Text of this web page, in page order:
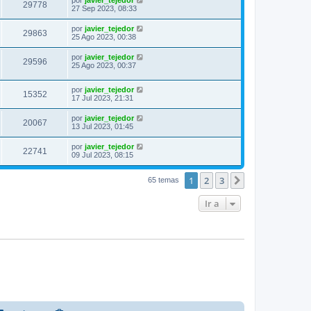
29778
27 Sep 2023, 08:33
29863 por javier_tejedor
25 Ago 2023, 00:38
29596 por javier_tejedor
25 Ago 2023, 00:37
15352 por javier_tejedor
17 Jul 2023, 21:31
20067 por javier_tejedor
13 Jul 2023, 01:45
22741 por javier_tejedor
09 Jul 2023, 08:15
65 temas 1 2 3
Ir a